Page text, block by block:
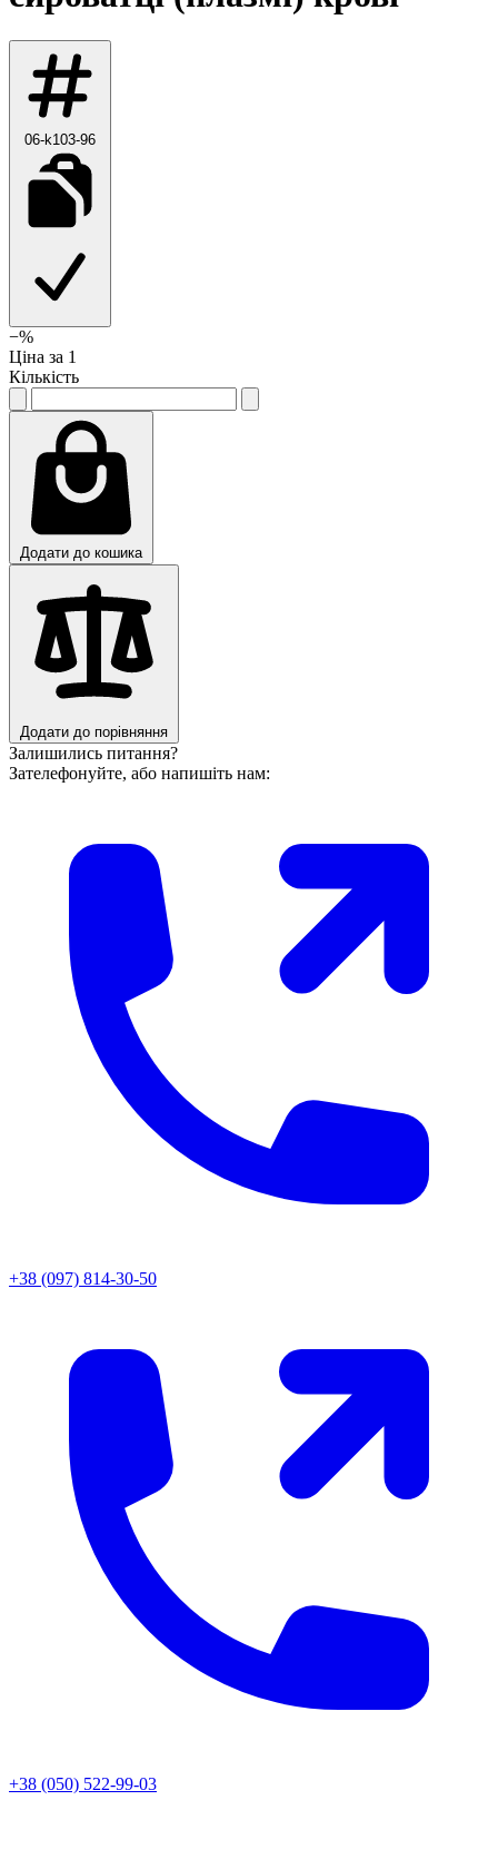
06-k103-96
−%
Ціна за 1
Кількість
Додати до кошика
Додати до порівняння
Залишились питання?
Зателефонуйте, або напишіть нам:
+38 (097) 814-30-50
+38 (050) 522-99-03